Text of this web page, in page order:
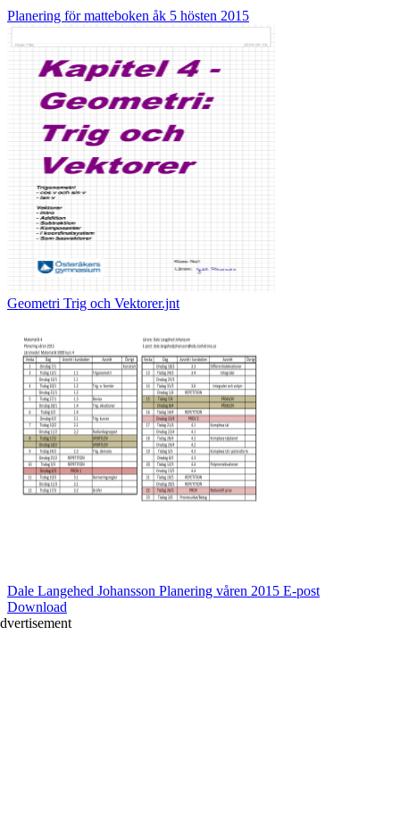
Planering för matteboken åk 5 hösten 2015
Geometri Trig och Vektorer.jnt
Dale Langehed Johansson Planering våren 2015 E-post
Download